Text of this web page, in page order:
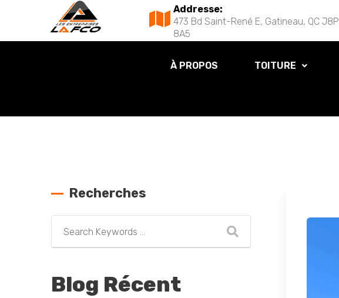
Addresse:
473 Bd Saint-René E, Gatineau, QC J8P
8A5
À PROPOS TOITURE
Recherches
Blog Récent